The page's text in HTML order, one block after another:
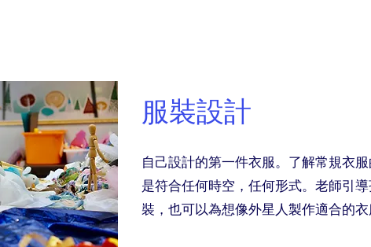
​服裝設計
自己設計的第一件衣服。了解常規衣
是符合任何時空，任何形式。老師引
裝，也可以為想像外星人製作適合的衣